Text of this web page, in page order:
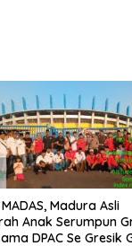
MADAS, Madura Asli
Anak Serumpun
DPAC Se Gresik